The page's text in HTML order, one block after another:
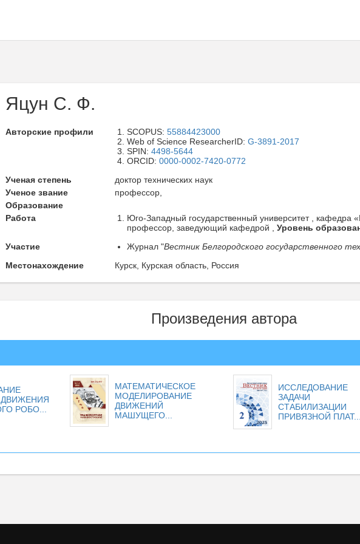
Яцун С. Ф.
Авторские профили SCOPUS: 55884423000
Web of Science ResearcherID: G-3891-2017
SPIN: 4498-5644
ORCID: 0000-0002-7420-0772
Ученая степень
доктор технических наук
Ученое звание
профессор,
Образование
Работа
Юго-Западный государственный университет , кафедра
профессор, заведующий кафедрой , Уровень
Участие
Журнал "Вестник Белгородского государственного
Местонахождение
Курск, Курская область, Россия
Произведения автора
РОБО...
МАТЕМАТИЧЕСКОЕ
МОДЕЛИРОВАНИЕ
ДВИЖЕНИЙ
МАШУЩЕГО...
ИССЛЕДОВАНИЕ
ЗАДАЧИ
СТАБИЛИЗАЦИИ
ПРИВЯЗНОЙ